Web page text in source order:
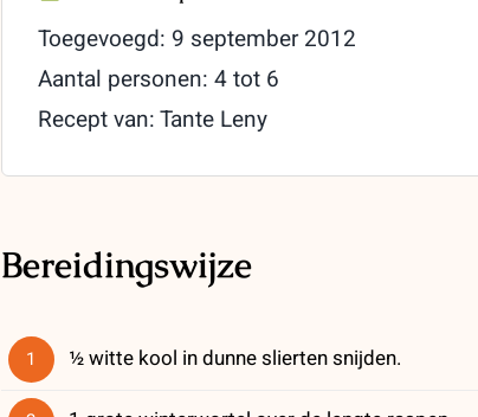
Toegevoegd: 9 september 2012
Aantal personen: 4 tot 6
Recept van: Tante Leny
Bereidingswijze
1 ½ witte kool in dunne slierten snijden.